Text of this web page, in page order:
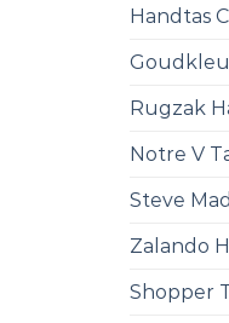
Handtas
Rugzak
Notre V
Steve
Zalando
Shopper